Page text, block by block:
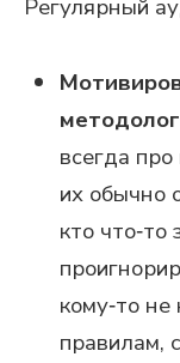
Регулярный
всегда
их обычно
кто
кому‑то
правилам,